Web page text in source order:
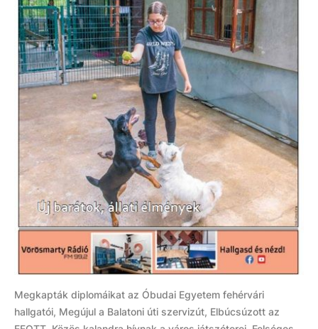
Megkapták diplomáikat az Óbudai Egyetem fehérvári
hallgatói, Megújul a Balatoni úti szervizút, Elbúcsúzott az